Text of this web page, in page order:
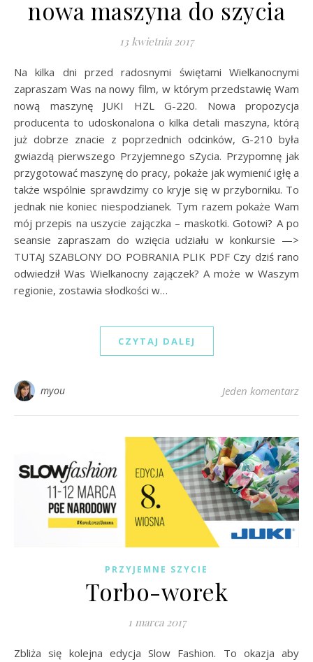
nowa maszyna do szycia
13 kwietnia 2017
Na kilka dni przed radosnymi świętami Wielkanocnymi
zapraszam Was na nowy film, w którym przedstawię Wam
nową maszynę JUKI HZL G-220. Nowa propozycja
producenta to udoskonalona o kilka detali maszyna, którą
już dobrze znacie z poprzednich odcinków, G-210 była
gwiazdą pierwszego Przyjemnego sZycia. Przypomnę jak
przygotować maszynę do pracy, pokaże jak wymienić igłę a
także wspólnie sprawdzimy co kryje się w przyborniku. To
jednak nie koniec niespodzianek. Tym razem pokaże Wam
mój przepis na uszycie zajączka – maskotki. Gotowi? A po
seansie zapraszam do wzięcia udziału w konkursie —>
TUTAJ SZABLONY DO POBRANIA PLIK PDF Czy dziś rano
odwiedził Was Wielkanocny zajączek? A może w Waszym
regionie, zostawia słodkości w…
CZYTAJ DALEJ
myou Jeden komentarz
PRZYJEMNE SZYCIE
Torbo-worek
1 marca 2017
Zbliża się kolejna edycja Slow Fashion. To okazja aby